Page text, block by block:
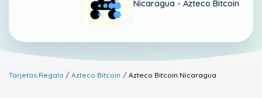
Nicaragua - Azteco Bitcoin
Tarjetas Regalo Azteco Bitcoin Azteco Bitcoin Nicaragua